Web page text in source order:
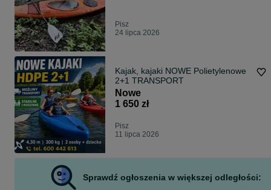
Pisz
24 lipca 2026
Kajak, kajaki NOWE Polietylenowe
2+1 TRANSPORT
Nowe
1 650 zł
Pisz
11 lipca 2026
Sprawdź ogłoszenia w większej odległości: